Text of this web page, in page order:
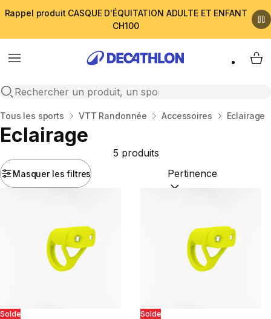
Rappel produit CASQUE D'ÉQUITATION ADULTE ET ENFANT
CH100
Menu
Open search
My
Accueil
Tous les sports VTT Randonnée Accessoires Eclairage
Eclairage
Masquer les filtres
5 produits
Trier par :(optional)
Solde Solde